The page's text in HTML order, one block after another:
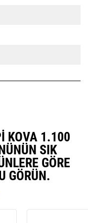
Değiştirici
değiştirici
bulunan
Değiştiriciler,
KOVA 1.100
SIK
GÖRE
GÖRÜN.